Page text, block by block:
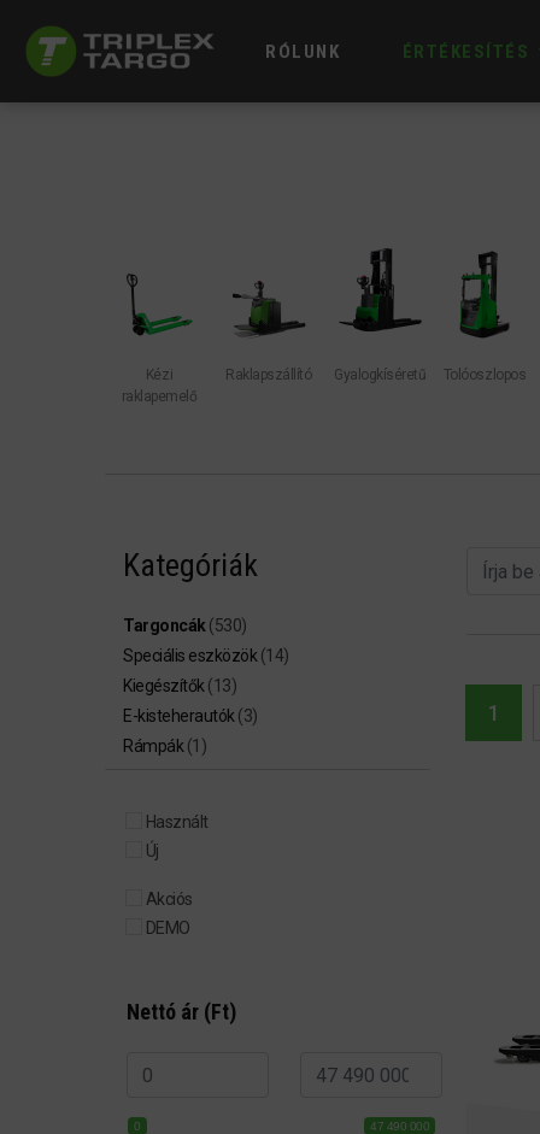
RÓLUNK ÉRTÉKESÍTÉS
Kézi
raklapemelő
Raklapszállító Gyalogkíséretű Tolóoszlopos
Kategóriák
Targoncák (530)
Speciális eszközök (14)
Kiegészítők (13)
E-kisteherautók (3)
Rámpák (1)
Használt
Új
Akciós
DEMO
Nettó ár (Ft)
0 47 490 000
1